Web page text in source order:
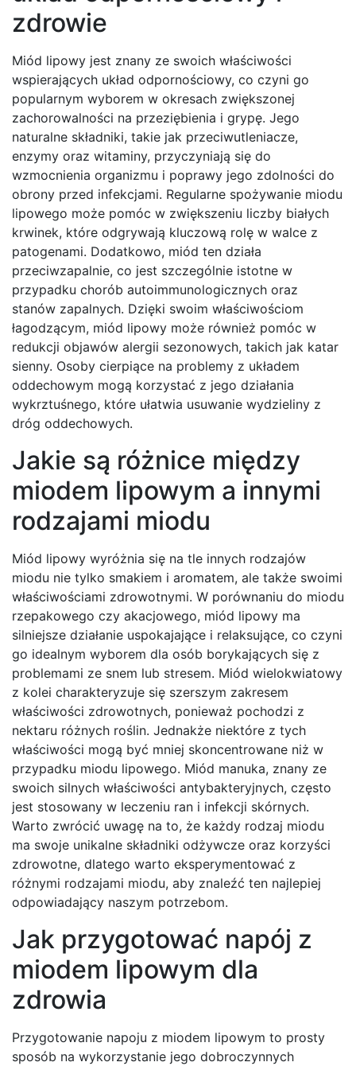
zdrowie
Miód lipowy jest znany ze swoich właściwości
wspierających układ odpornościowy, co czyni go
popularnym wyborem w okresach zwiększonej
zachorowalności na przeziębienia i grypę. Jego
naturalne składniki, takie jak przeciwutleniacze,
enzymy oraz witaminy, przyczyniają się do
wzmocnienia organizmu i poprawy jego zdolności do
obrony przed infekcjami. Regularne spożywanie miodu
lipowego może pomóc w zwiększeniu liczby białych
krwinek, które odgrywają kluczową rolę w walce z
patogenami. Dodatkowo, miód ten działa
przeciwzapalnie, co jest szczególnie istotne w
przypadku chorób autoimmunologicznych oraz
stanów zapalnych. Dzięki swoim właściwościom
łagodzącym, miód lipowy może również pomóc w
redukcji objawów alergii sezonowych, takich jak katar
sienny. Osoby cierpiące na problemy z układem
oddechowym mogą korzystać z jego działania
wykrztuśnego, które ułatwia usuwanie wydzieliny z
dróg oddechowych.
Jakie są różnice między
miodem lipowym a innymi
rodzajami miodu
Miód lipowy wyróżnia się na tle innych rodzajów
miodu nie tylko smakiem i aromatem, ale także swoimi
właściwościami zdrowotnymi. W porównaniu do miodu
rzepakowego czy akacjowego, miód lipowy ma
silniejsze działanie uspokajające i relaksujące, co czyni
go idealnym wyborem dla osób borykających się z
problemami ze snem lub stresem. Miód wielokwiatowy
z kolei charakteryzuje się szerszym zakresem
właściwości zdrowotnych, ponieważ pochodzi z
nektaru różnych roślin. Jednakże niektóre z tych
właściwości mogą być mniej skoncentrowane niż w
przypadku miodu lipowego. Miód manuka, znany ze
swoich silnych właściwości antybakteryjnych, często
jest stosowany w leczeniu ran i infekcji skórnych.
Warto zwrócić uwagę na to, że każdy rodzaj miodu
ma swoje unikalne składniki odżywcze oraz korzyści
zdrowotne, dlatego warto eksperymentować z
różnymi rodzajami miodu, aby znaleźć ten najlepiej
odpowiadający naszym potrzebom.
Jak przygotować napój z
miodem lipowym dla
zdrowia
Przygotowanie napoju z miodem lipowym to prosty
sposób na wykorzystanie jego dobroczynnych